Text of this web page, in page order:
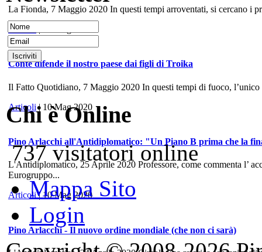
La Fionda, 7 Maggio 2020 In questi tempi arroventati, si cercano i
Articoli
Conte difende il nostro paese dai figli di Troika
Il Fatto Quotidiano, 7 Maggio 2020 In questi tempi di fuoco,
Articoli| 10 Mag 2020
Pino Arlacchi all'Antidiplomatico: "Un Piano B prima che la
L'Antidiplomatico, 25 Aprile 2020 Professore, come commenta l’
Eurogruppo...
Articoli| 10 Mag 2020
Pino Arlacchi - Il nuovo ordine mondiale (che non ci sarà)
Chi è Online
737 visitatori online
Mappa Sito
Login